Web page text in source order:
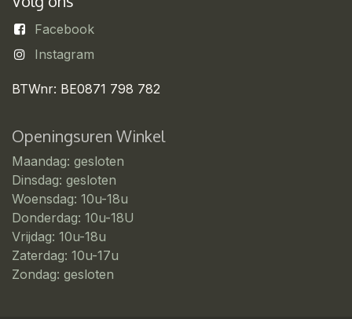
Facebook
Instagram
BTWnr: BE0871 798 782
Openingsuren Winkel
Maandag: gesloten
Dinsdag: gesloten
Woensdag: 10u-18u
Donderdag: 10u-18U
Vrijdag: 10u-18u
Zaterdag: 10u-17u
Zondag: gesloten